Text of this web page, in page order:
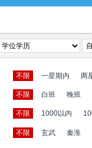
不限 一星期内 两
不限 白班 晚班
不限 1000以内
不限 玄武 秦淮